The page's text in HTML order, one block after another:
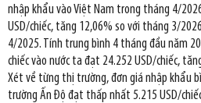
nhập khẩu vào Việt Nam trong tháng 4/
USD/chiếc, tăng 12,06% so với tháng 3/
4/2025. Tính trung bình 4 tháng đầu năm
chiếc vào nước ta đạt 24.252 USD/chiếc,
Xét về từng thị trường, đơn giá nhập khẩu
trường Ấn Độ đạt thấp nhất 5.215 USD/